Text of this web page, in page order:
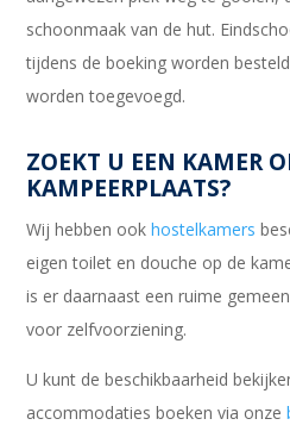
schoonmaak van de hut.
tijdens de boeking worden
worden toegevoegd.
ZOEKT U EEN KAMER
KAMPEERPLAATS?
Wij hebben ookhostelkamers
eigen toilet en douche op de
is er daarnaast een ruime
voor zelfvoorziening.
U kunt de beschikbaarheid
accommodaties boeken via onze